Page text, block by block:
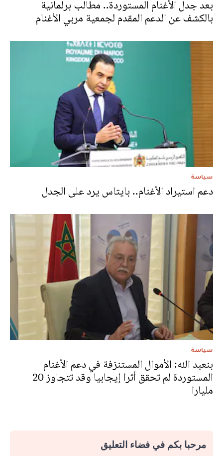
بعد جدل الأغنام المستوردة.. مطالب برلمانية
بالكشف عن الدعم المقدم لجمعية مربي الأغنام
سياسة
دعم استيراد الأغنام.. بايتاس يرد على الجدل
سياسة
بنعبد الله: الأموال المستنزفة في دعم الأغنام
المستوردة لم تحقق أثرا إيجابيا وقد تتجاوز 20
مليارا
مرحبا بكم في فضاء التعليق